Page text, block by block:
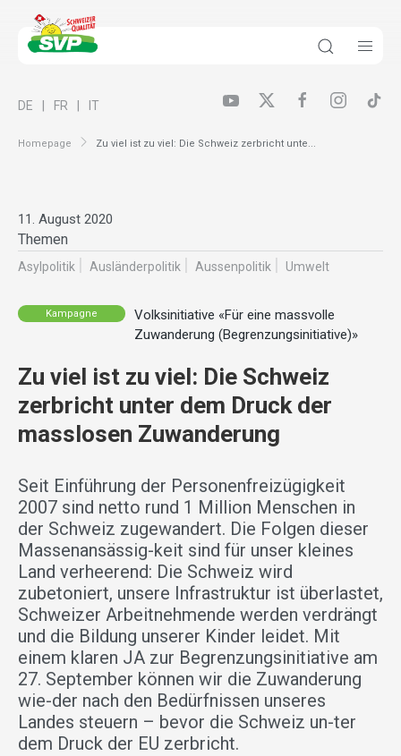
Homepage Zu viel ist zu viel: Die Schweiz zerbricht unte...
DE FR IT
11. August 2020
Themen
Asylpolitik Ausländer­politik Aussenpolitik Umwelt
Kampagne
Volksinitiative «Für eine massvolle
Zuwanderung (Begrenzungsinitiative)»
Zu viel ist zu viel: Die Schweiz
zerbricht unter dem Druck der
masslosen Zuwanderung
Seit Einführung der Personenfreizügigkeit
2007 sind netto rund 1 Million Menschen in
der Schweiz zugewandert. Die Folgen dieser
Massenansässig-keit sind für unser kleines
Land verheerend: Die Schweiz wird
zubetoniert, unsere Infrastruktur ist überlastet,
Schweizer Arbeitnehmende werden verdrängt
und die Bildung unserer Kinder leidet. Mit
einem klaren JA zur Begrenzungsinitiative am
27. September können wir die Zuwanderung
wie-der nach den Bedürfnissen unseres
Landes steuern – bevor die Schweiz un-ter
dem Druck der EU zerbricht.